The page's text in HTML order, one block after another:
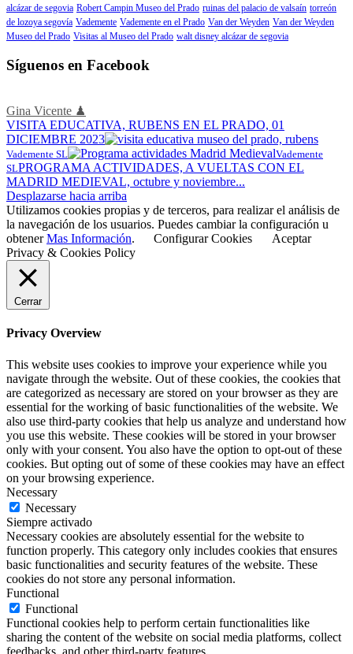
alcázar de segovia Robert Campin Museo del Prado ruinas del palacio de valsaín torreón
de lozoya segovía Vademente Vademente en el Prado Van der Weyden Van der Weyden
Museo del Prado Visitas al Museo del Prado walt disney alcázar de segovia
Síguenos en Facebook
Gina Vicente ♟
VISITA EDUCATIVA, RUBENS EN EL PRADO, 01
DICIEMBRE 2023
Vademente SL
Vademente
SLPROGRAMA ACTIVIDADES, A VUELTAS CON EL
MADRID MEDIEVAL, octubre y noviembre...
Desplazarse hacia arriba
Utilizamos cookies propias y de terceros, para realizar el análisis de
la navegación de los usuarios. Puedes cambiar la configuración u
obtenerMas Información. Configurar Cookies
Aceptar
Privacy & Cookies Policy
Cerrar
Privacy Overview
This website uses cookies to improve your experience while you
navigate through the website. Out of these cookies, the cookies that
are categorized as necessary are stored on your browser as they are
essential for the working of basic functionalities of the website. We
also use third-party cookies that help us analyze and understand how
you use this website. These cookies will be stored in your browser
only with your consent. You also have the option to opt-out of these
cookies. But opting out of some of these cookies may have an effect
on your browsing experience.
Necessary
Necessary
Siempre activado
Necessary cookies are absolutely essential for the website to
function properly. This category only includes cookies that ensures
basic functionalities and security features of the website. These
cookies do not store any personal information.
Functional
Functional
Functional cookies help to perform certain functionalities like
sharing the content of the website on social media platforms, collect
feedbacks, and other third-party features.